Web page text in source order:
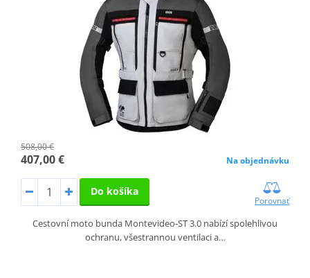
508,00 €
407,00 € Na objednávku
Do košíka
Porovnať
Cestovní moto bunda Montevideo‑ST 3.0 nabízí spolehlivou
ochranu, všestrannou ventilaci a…